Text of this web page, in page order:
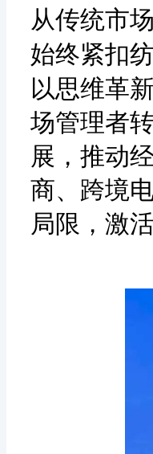
从传统市
始终紧扣
以思维革
场管理者
展，推动
商、跨境
局限，激